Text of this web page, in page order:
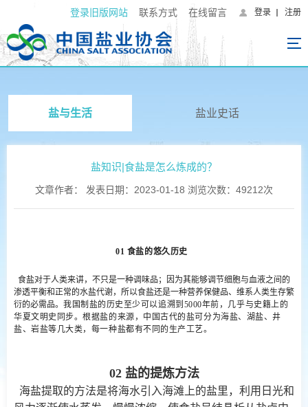
登录旧版网站 联系方式 在线留言 登录 注册
盐与生活 盐业史话
盐知识|食盐是怎么炼成的？
文章作者： 发表日期：2023-01-18 浏览次数：49212次
01 食盐的悠久历史
食盐对于人类来讲，不只是一种调味品；因为其能够调节细胞与血液之间的
渗透平衡和正常的水盐代谢，所以食盐还是一种营养保健品、维系人类生存繁
衍的必需品。 我国制盐的历史至少可以追溯到5000年前，几乎与史籍上的
华夏文明史同步。根据盐的来源，中国古代的盐可分为海盐、湖盐、井
盐、岩盐等几大类，每一种盐都有不同的生产工艺。
02 盐的提炼方法
海盐提取的方法是将海水引入海滩上的盐里，利用日光和